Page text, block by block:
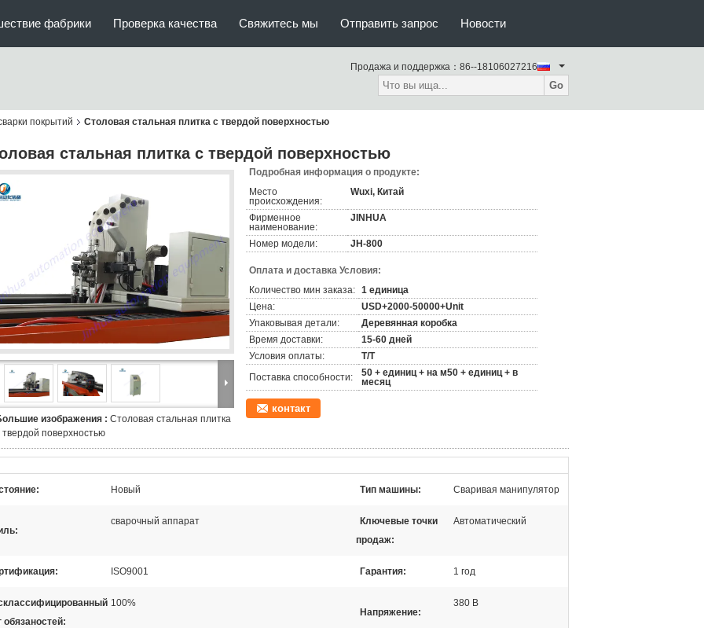
фабрики Проверка качества Свяжитесь мы Отправить запрос Новости
Продажа и поддержка： 86--18106027216
Go
покрытий Столовая стальная плитка с твердой поверхностью
стальная плитка с твердой поверхностью
изображения : Столовая стальная плитка
твердой поверхностью
Подробная информация о продукте:
Место
происхождения:
Wuxi, Китай
Фирменное
наименование:
JINHUA
Номер модели: JH-800
Оплата и доставка Условия:
Количество мин заказа: 1 единица
Цена:
USD+2000-50000+Unit
Упаковывая детали:
Деревянная коробка
Время доставки:
15-60 дней
Условия оплаты:
T/T
Поставка способности:
50 + единиц + на м50 + единиц + в
месяц
контакт
Новый Тип машины: Сваривая манипулятор
сварочный аппарат
Ключевые точки
продаж:
Автоматический
ISO9001 Гарантия: 1 год
обязаностей:
100%
Напряжение:
380 В